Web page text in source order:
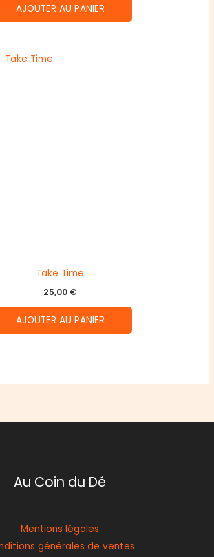
AJOUTER AU PANIER
Take Time
25,00 €
AJOUTER AU PANIER
Au Coin du Dé
Mentions légales
générales de ventes